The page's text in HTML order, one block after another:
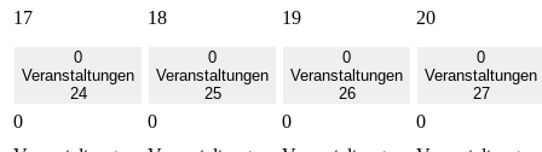
17
18
19
20
0
Veranstaltungen
24
0
0
Veranstaltungen
25
0
0
Veranstaltungen
26
0
0
Veranstaltungen
27
0